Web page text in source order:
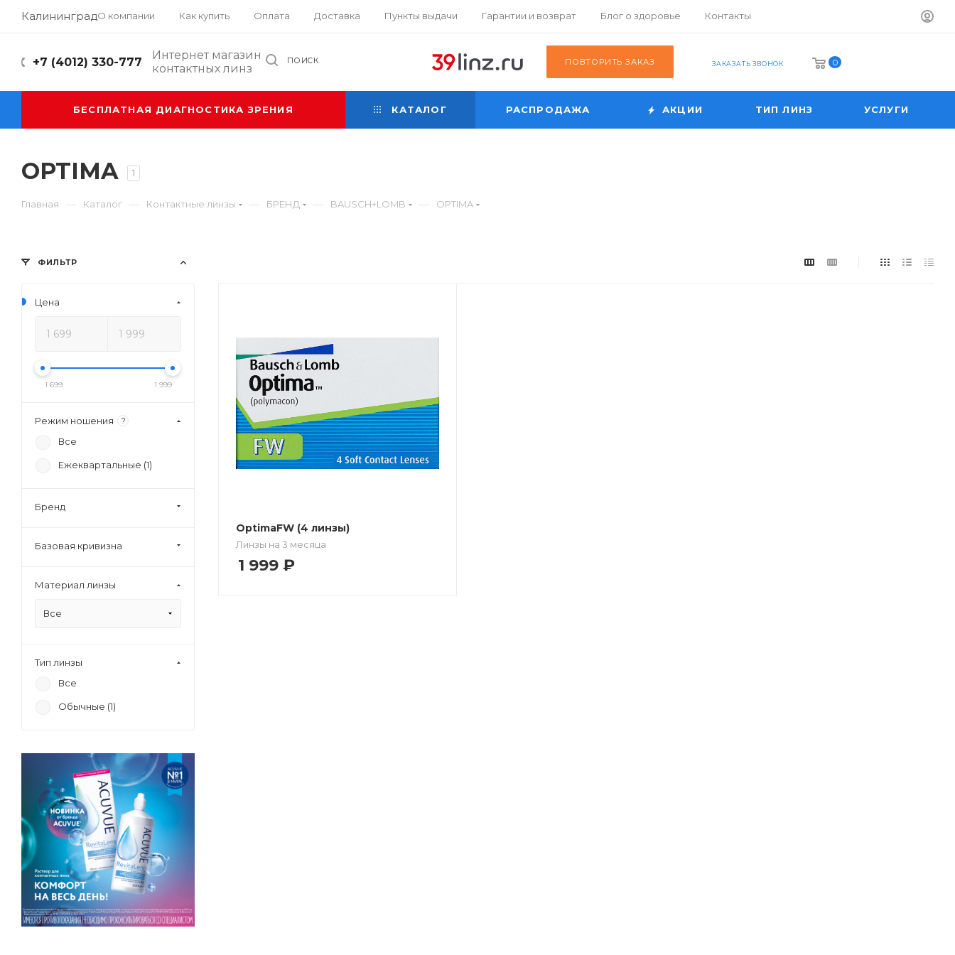
КалининградО компании Как купить Оплата Доставка Пункты выдачи Гарантии и возврат Блог о здоровье Контакты
+7 (4012) 330-777
Интернет магазин
контактных линз
ПОИСК ПОВТОРИТЬ ЗАКАЗ ЗАКАЗАТЬ ЗВОНОК 0
БЕСПЛАТНАЯ ДИАГНОСТИКА ЗРЕНИЯ КАТАЛОГ РАСПРОДАЖА АКЦИИ ТИП ЛИНЗ УСЛУГИ
OPTIMA 1
Главная — Каталог — Контактные линзы — БРЕНД — BAUSCH+LOMB — OPTIMA
OptimaFW (4 линзы)
Линзы на 3 месяца
1 999 ₽
ФИЛЬТР
Цена
1 699 1 999
Режим ношения ?
Все
Ежеквартальные (1)
Бренд
Базовая кривизна
Материал линзы
Все
Тип линзы
Все
Обычные (1)